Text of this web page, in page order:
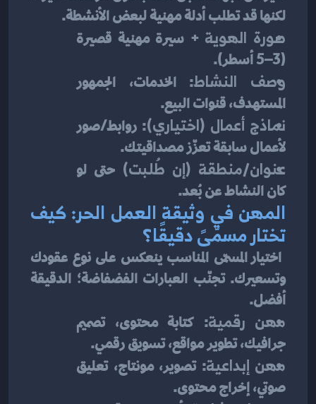
لكنها قد تطلب أدلة مهنية لبعض الأنشطة.
صورة الهوية
(3–5 أسطر).
وصف النشاط : الخدمات، الجمهور
المستهدف، قنوات البيع.
نماذج أعمال (اختياري) : روابط/صور
لأعمال سابقة تعزّز مصداقيتك.
عنوان/منطقة (إن طُلبت)
كان النشاط عن بُعد.
تختار مسمّىً دقيقًا؟
أفضل.
مهن رقمية
جرافيك، تطوير مواقع، تسويق رقمي.
مهن إبداعية
صوتي، إخراج محتوى.